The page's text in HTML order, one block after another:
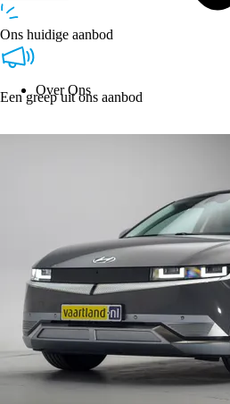
Over Ons
Ons huidige aanbod
Een greep uit ons aanbod